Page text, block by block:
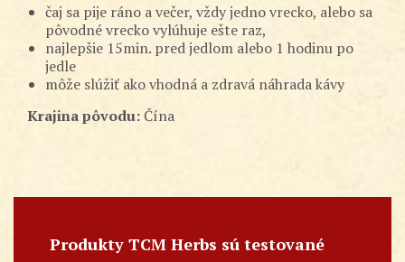
čaj sa pije ráno a večer, vždy jedno vrecko, alebo sa
pôvodné vrecko vylúhuje ešte raz,
najlepšie 15min. pred jedlom alebo 1 hodinu po
jedle
môže slúžiť ako vhodná a zdravá náhrada kávy
Krajina pôvodu:Čína
Produkty TCM Herbs sú testované